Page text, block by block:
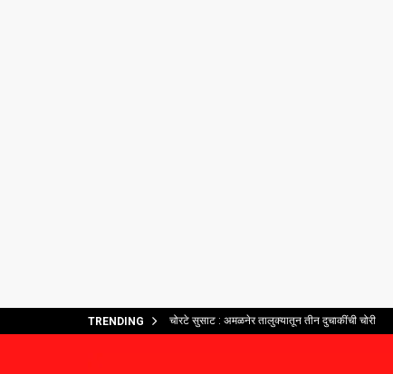
TRENDING चोरटे सुसाट : अमळनेर तालुक्यातून तीन दुचाकींची चोरी